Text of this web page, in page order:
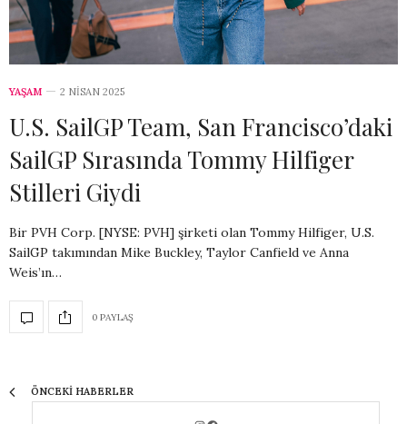
YAŞAM 2 NISAN 2025
U.S. SailGP Team, San Francisco’daki
SailGP Sırasında Tommy Hilfiger
Stilleri Giydi
Bir PVH Corp. [NYSE: PVH] şirketi olan Tommy Hilfiger, U.S.
SailGP takımından Mike Buckley, Taylor Canfield ve Anna
Weis’ın…
0 PAYLAŞ
ÖNCEKI HABERLER